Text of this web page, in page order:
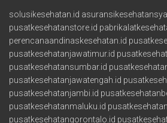
solusikesehatan.id
pusatkesehatanstore.id
perencanaandinaskesehatan.id
pusatkesehatanjawatimur.id
pusatkesehatansumbar.id
pusatkesehatanjawatengah.id
pusatkesehatanjambi.id
pusatkesehatanmaluku.id
pusatkesehatangorontalo.id